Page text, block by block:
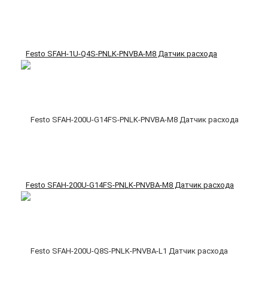
Festo SFAH-1U-Q4S-PNLK-PNVBA-M8 Датчик расхода
Festo SFAH-200U-G14FS-PNLK-PNVBA-M8 Датчик расхода